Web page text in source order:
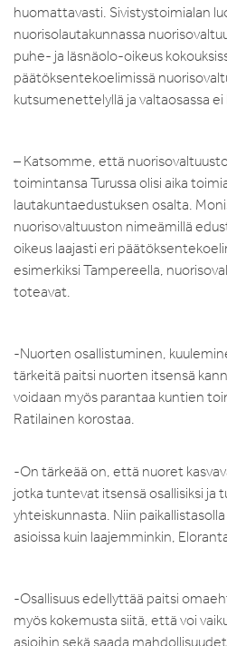
huomattavasti. Sivistystoimialan
nuorisolautakunnassa
puhe- ja läsnäolo-oikeus
päätöksentekoelimissä
kutsumenettelyllä ja valtaosassa ei
– Katsomme, että
toimintansa Turussa olisi aika
lautakuntaedustuksen osalta.
nuorisovaltuuston nimeämillä
oikeus laajasti eri
esimerkiksi Tampereella,
toteavat.
-Nuorten osallistuminen,
tärkeitä paitsi nuorten itsensä
voidaan myös parantaa kuntien
Ratilainen korostaa.
-On tärkeää on, että nuoret
jotka tuntevat itsensä osallisiksi ja
yhteiskunnasta. Niin
asioissa kuin laajemminkin,
-Osallisuus edellyttää paitsi
myös kokemusta siitä, että voi
asioihin sekä saada